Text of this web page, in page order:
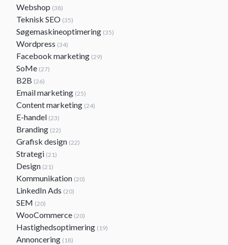
Webshop (38)
Teknisk SEO (35)
Søgemaskineoptimering (35)
Wordpress (34)
Facebook marketing (29)
SoMe (27)
B2B (26)
Email marketing (25)
Content marketing (24)
E-handel (23)
Branding (22)
Grafisk design (22)
Strategi (21)
Design (21)
Kommunikation (20)
LinkedIn Ads (20)
SEM (20)
WooCommerce (20)
Hastighedsoptimering (19)
Annoncering (18)